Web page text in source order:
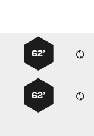
62’
62’